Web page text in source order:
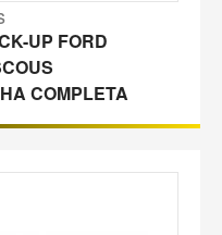
UP FORD
COMPLETA